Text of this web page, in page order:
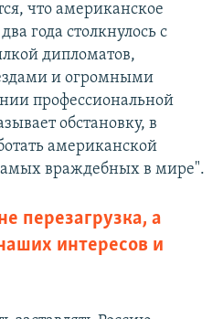
что американское
года столкнулось с
дипломатов,
и огромными
профессиональной
обстановку, в
американской
враждебных в мире".
перезагрузка, а
интересов и